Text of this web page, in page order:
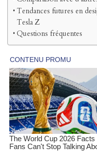
Tendances futures en
Tesla Z
Questions fréquentes